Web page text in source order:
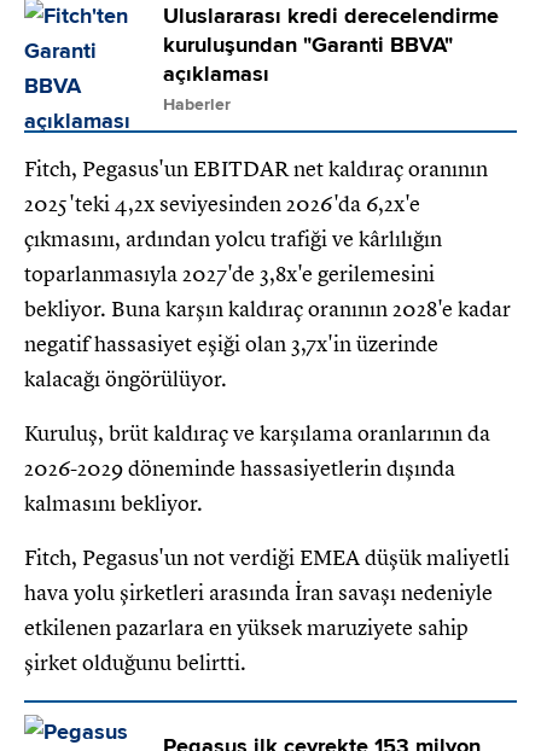
Uluslararası kredi derecelendirme
kuruluşundan "Garanti BBVA"
açıklaması
Haberler
Fitch, Pegasus'un EBITDAR net kaldıraç oranının
2025'teki 4,2x seviyesinden 2026'da 6,2x'e
çıkmasını, ardından yolcu trafiği ve kârlılığın
toparlanmasıyla 2027'de 3,8x'e gerilemesini
bekliyor. Buna karşın kaldıraç oranının 2028'e kadar
negatif hassasiyet eşiği olan 3,7x'in üzerinde
kalacağı öngörülüyor.
Kuruluş, brüt kaldıraç ve karşılama oranlarının da
2026-2029 döneminde hassasiyetlerin dışında
kalmasını bekliyor.
Fitch, Pegasus'un not verdiği EMEA düşük maliyetli
hava yolu şirketleri arasında İran savaşı nedeniyle
etkilenen pazarlara en yüksek maruziyete sahip
şirket olduğunu belirtti.